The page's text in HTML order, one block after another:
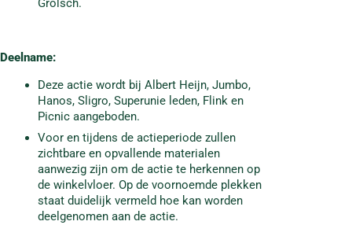
Grolsch.
Deelname:
Deze actie wordt bij Albert Heijn, Jumbo,
Hanos, Sligro, Superunie leden, Flink en
Picnic aangeboden.
Voor en tijdens de actieperiode zullen
zichtbare en opvallende materialen
aanwezig zijn om de actie te herkennen op
de winkelvloer. Op de voornoemde plekken
staat duidelijk vermeld hoe kan worden
deelgenomen aan de actie.